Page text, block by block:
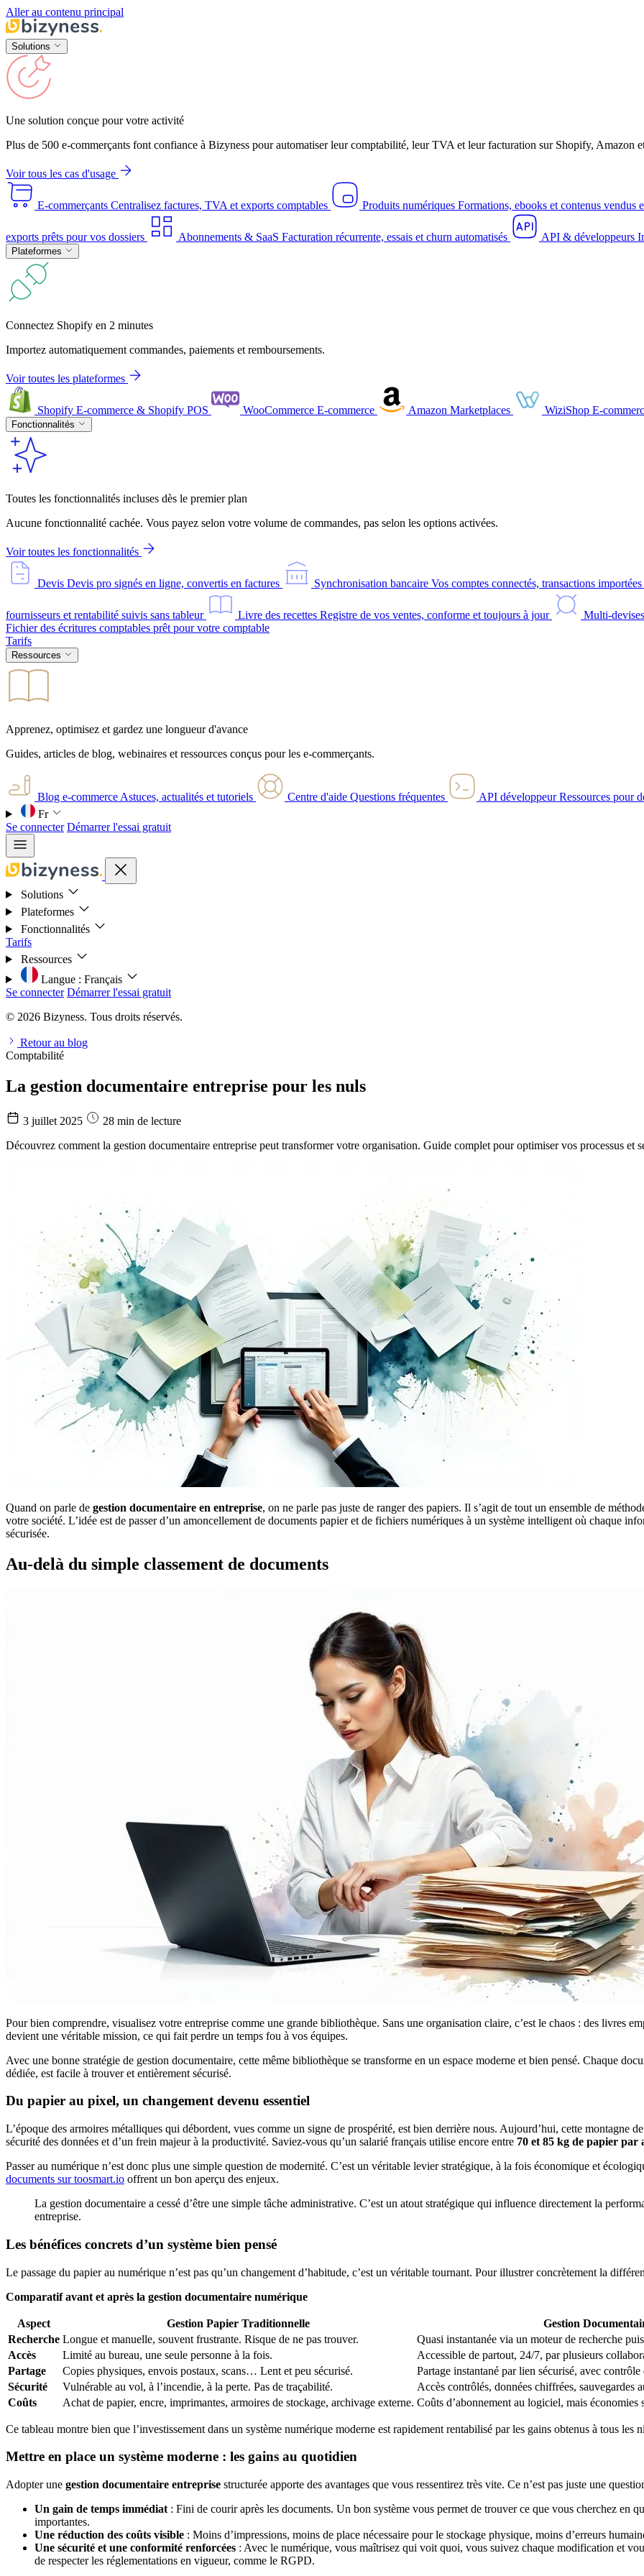
Aller au contenu principal
Solutions
Une solution conçue pour votre activité
Plus de 500 e-commerçants font confiance à Bizyness pour automatiser leur comptabilité, leur TVA et leur facturation sur Shopify, Amazon
Voir tous les cas d'usage
E-commerçants Centralisez factures, TVA et exports comptables Produits numériques Formations, ebooks et contenus vendus
exports prêts pour vos dossiers Abonnements & SaaS Facturation récurrente, essais et churn automatisés API & développeurs
Plateformes
Connectez Shopify en 2 minutes
Importez automatiquement commandes, paiements et remboursements.
Voir toutes les plateformes
Shopify E-commerce & Shopify POS WooCommerce E-commerce Amazon Marketplaces WiziShop E-
Fonctionnalités
Toutes les fonctionnalités incluses dès le premier plan
Aucune fonctionnalité cachée. Vous payez selon votre volume de commandes, pas selon les options activées.
Voir toutes les fonctionnalités
Devis Devis pro signés en ligne, convertis en factures Synchronisation bancaire Vos comptes connectés, transactions
fournisseurs et rentabilité suivis sans tableur Livre des recettes Registre de vos ventes, conforme et toujours à jour Multi-devises
Fichier des écritures comptables prêt pour votre comptable
Tarifs
Ressources
Apprenez, optimisez et gardez une longueur d'avance
Guides, articles de blog, webinaires et ressources conçus pour les e-commerçants.
Blog e-commerce Astuces, actualités et tutoriels Centre d'aide Questions fréquentes API développeurRessources pour
Fr
Se connecter Démarrer l'essai gratuit
Solutions
Plateformes
Fonctionnalités
Tarifs
Ressources
Langue : Français
Se connecter Démarrer l'essai gratuit
© 2026 Bizyness. Tous droits réservés.
Retour au blog
Comptabilité
La gestion documentaire entreprise pour les nuls
3 juillet 2025
28 min de lecture
Découvrez comment la gestion documentaire entreprise peut transformer votre organisation. Guide complet pour optimiser vos processus et
Quand on parle de gestion documentaire en entreprise, on ne parle pas juste de ranger des papiers. Il s’agit de tout un ensemble de
votre société. L’idée est de passer d’un amoncellement de documents papier et de fichiers numériques à un système intelligent où chaque
sécurisée.
Au-delà du simple classement de documents
Pour bien comprendre, visualisez votre entreprise comme une grande bibliothèque. Sans une organisation claire, c’est le chaos : des livres
devient une véritable mission, ce qui fait perdre un temps fou à vos équipes.
Avec une bonne stratégie de gestion documentaire, cette même bibliothèque se transforme en un espace moderne et bien pensé. Chaque
dédiée, est facile à trouver et entièrement sécurisé.
Du papier au pixel, un changement devenu essentiel
L’époque des armoires métalliques qui débordent, vues comme un signe de prospérité, est bien derrière nous. Aujourd’hui, cette montagne
sécurité des données et d’un frein majeur à la productivité. Saviez-vous qu’un salarié français utilise encore entre 70 et 85 kg de papier par
Passer au numérique n’est donc plus une simple question de modernité. C’est un véritable levier stratégique, à la fois économique et
documents sur toosmart.io offrent un bon aperçu des enjeux.
La gestion documentaire a cessé d’être une simple tâche administrative. C’est un atout stratégique qui influence directement la
entreprise.
Les bénéfices concrets d’un système bien pensé
Le passage du papier au numérique n’est pas qu’un changement d’habitude, c’est un véritable tournant. Pour illustrer concrètement la
Comparatif avant et après la gestion documentaire numérique
Aspect Gestion Papier Traditionnelle
Gestion
Recherche Longue et manuelle, souvent frustrante. Risque de ne pas trouver.
Quasi instantanée via un moteur de recherche
Accès
Limité au bureau, une seule personne à la fois.
Accessible de partout, 24/7, par plusieurs
Partage
Copies physiques, envois postaux, scans… Lent et peu sécurisé.
Partage instantané par lien sécurisé, avec contrôle
Sécurité
Vulnérable au vol, à l’incendie, à la perte. Pas de traçabilité.
Accès contrôlés, données chiffrées, sauvegardes
Coûts
Achat de papier, encre, imprimantes, armoires de stockage, archivage externe. Coûts d’abonnement au logiciel, mais économies
Ce tableau montre bien que l’investissement dans un système numérique moderne est rapidement rentabilisé par les gains obtenus à tous les
Mettre en place un système moderne : les gains au quotidien
Adopter une gestion documentaire entreprise structurée apporte des avantages que vous ressentirez très vite. Ce n’est pas juste une
Un gain de temps immédiat : Fini de courir après les documents. Un bon système vous permet de trouver ce que vous cherchez en
importantes.
Une réduction des coûts visible : Moins d’impressions, moins de place nécessaire pour le stockage physique, moins d’erreurs
Une sécurité et une conformité renforcées : Avec le numérique, vous maîtrisez qui voit quoi, vous suivez chaque modification et
de respecter les réglementations en vigueur, comme le RGPD.